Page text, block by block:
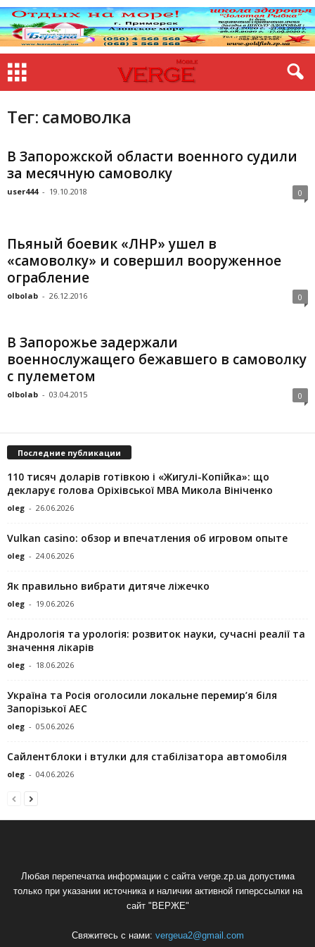
Тег: самоволка
В Запорожской области военного судили
за месячную самоволку
user444 - 19.10.2018 0
Пьяный боевик «ЛНР» ушел в
«самоволку» и совершил вооруженное
ограбление
olbolab - 26.12.2016 0
В Запорожье задержали
военнослужащего бежавшего в самоволку
с пулеметом
olbolab - 03.04.2015 0
Последние публикации
110 тисяч доларів готівкою і «Жигулі-Копійка»: що
декларує голова Оріхівської МВА Микола Вініченко
oleg - 26.06.2026
Vulkan casino: обзор и впечатления об игровом опыте
oleg - 24.06.2026
Як правильно вибрати дитяче ліжечко
oleg - 19.06.2026
Андрологія та урологія: розвиток науки, сучасні реалії та
значення лікарів
oleg - 18.06.2026
Україна та Росія оголосили локальне перемир’я біля
Запорізької АЕС
oleg - 05.06.2026
Сайлентблоки і втулки для стабілізатора автомобіля
oleg - 04.06.2026
Любая перепечатка информации с сайта verge.zp.ua допустима
только при указании источника и наличии активной гиперссылки на
сайт "ВЕРЖЕ"
Свяжитесь с нами: vergeua2@gmail.com